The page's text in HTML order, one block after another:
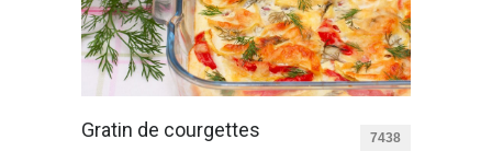
Gratin de courgettes 7438